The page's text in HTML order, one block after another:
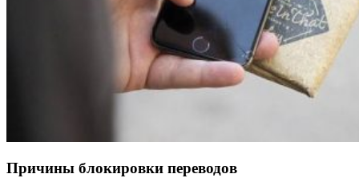
Причины блокировки переводов